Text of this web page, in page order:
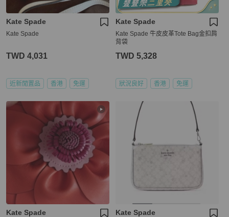
Kate Spade
Kate Spade
TWD 4,031
近新閒置品 香港 免運
Kate Spade
Kate Spade 牛皮皮革Tote Bag金扣肩
背袋
TWD 5,328
狀況良好 香港 免運
Kate Spade Kate Spade